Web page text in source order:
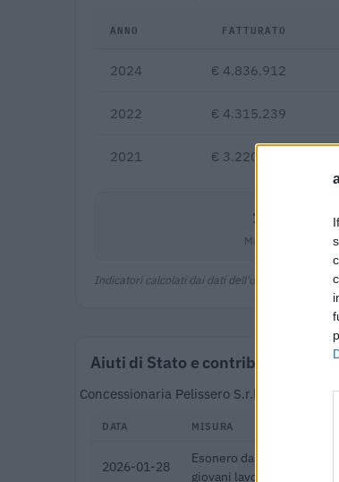
ANNO FATTURATO
2024 € 4.836.912
2022 € 4.315.239
2021 € 3.220.808
12,3%
Margine netto
Indicatori calcolati dai dati dell'ultimo bilancio
Aiuti di Stato e contributi pubblici
Concessionaria Pelissero S.r.l. risulta
DATA MISURA
2026-01-28
Esonero dal versamento
giovani lavoratori ( art. 1